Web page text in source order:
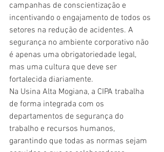
campanhas de conscientização e
incentivando o engajamento de todos os
setores na redução de acidentes. A
segurança no ambiente corporativo não
é apenas uma obrigatoriedade legal,
mas uma cultura que deve ser
fortalecida diariamente.
Na Usina Alta Mogiana, a CIPA trabalha
de forma integrada com os
departamentos de segurança do
trabalho e recursos humanos,
garantindo que todas as normas sejam